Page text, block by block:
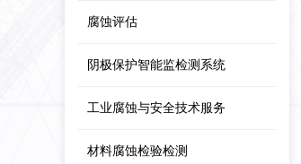
腐蚀评估
阴极保护智能监检测系统
工业腐蚀与安全技术服务
材料腐蚀检验检测